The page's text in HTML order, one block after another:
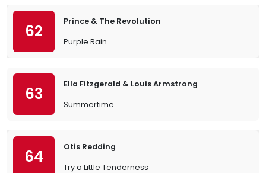
62
Prince & The Revolution
Purple Rain
63
Ella Fitzgerald & Louis Armstrong
Summertime
64
Otis Redding
Try a Little Tenderness